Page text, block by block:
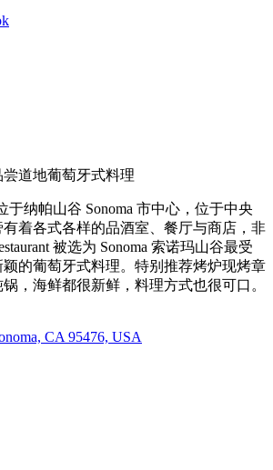
道地葡萄牙式料理
于纳帕山谷 Sonoma 市中心，位于中央
着各式各样的品酒室、餐厅与商店，非
被选为 Sonoma 索诺玛山谷最受
的葡萄牙式料理。特别推荐烤炉现烤章
，海鲜都很新鲜，料理方式也很可口。
CA 95476, USA